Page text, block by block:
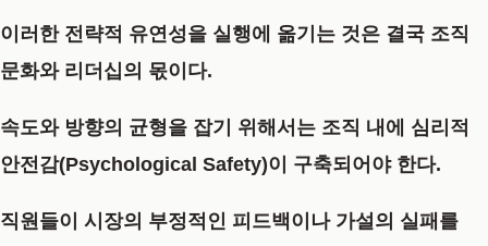
이러한 전략적 유연성을 실행에 옮기는 것은 결국 조직
문화와 리더십의 몫이다.
속도와 방향의 균형을 잡기 위해서는 조직 내에 심리적
안전감(Psychological Safety)이 구축되어야 한다.
직원들이 시장의 부정적인 피드백이나 가설의 실패를